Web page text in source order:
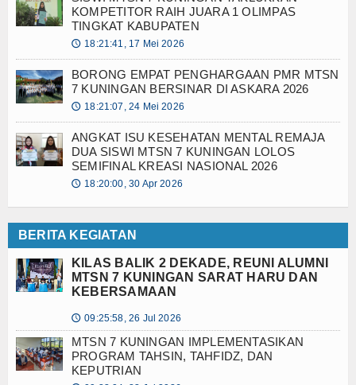
PMBM 2026/2027
TABUNGAN PELAJAR
KOMPETITOR RAIH JUARA 1 OLIMPAS
TINGKAT KABUPATEN
🕔 18:21:41, 17 Mei 2026
BORONG EMPAT PENGHARGAAN PMR MTSN
7 KUNINGAN BERSINAR DI ASKARA 2026
🕔 18:21:07, 24 Mei 2026
ANGKAT ISU KESEHATAN MENTAL REMAJA
DUA SISWI MTSN 7 KUNINGAN LOLOS
SEMIFINAL KREASI NASIONAL 2026
🕔 18:20:00, 30 Apr 2026
BERITA KEGIATAN
KILAS BALIK 2 DEKADE, REUNI ALUMNI
MTSN 7 KUNINGAN SARAT HARU DAN
KEBERSAMAAN
🕔 09:25:58, 26 Jul 2026
MTSN 7 KUNINGAN IMPLEMENTASIKAN
PROGRAM TAHSIN, TAHFIDZ, DAN
KEPUTRIAN